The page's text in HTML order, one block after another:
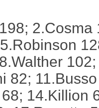
2.Cosma
82;
14.Killion